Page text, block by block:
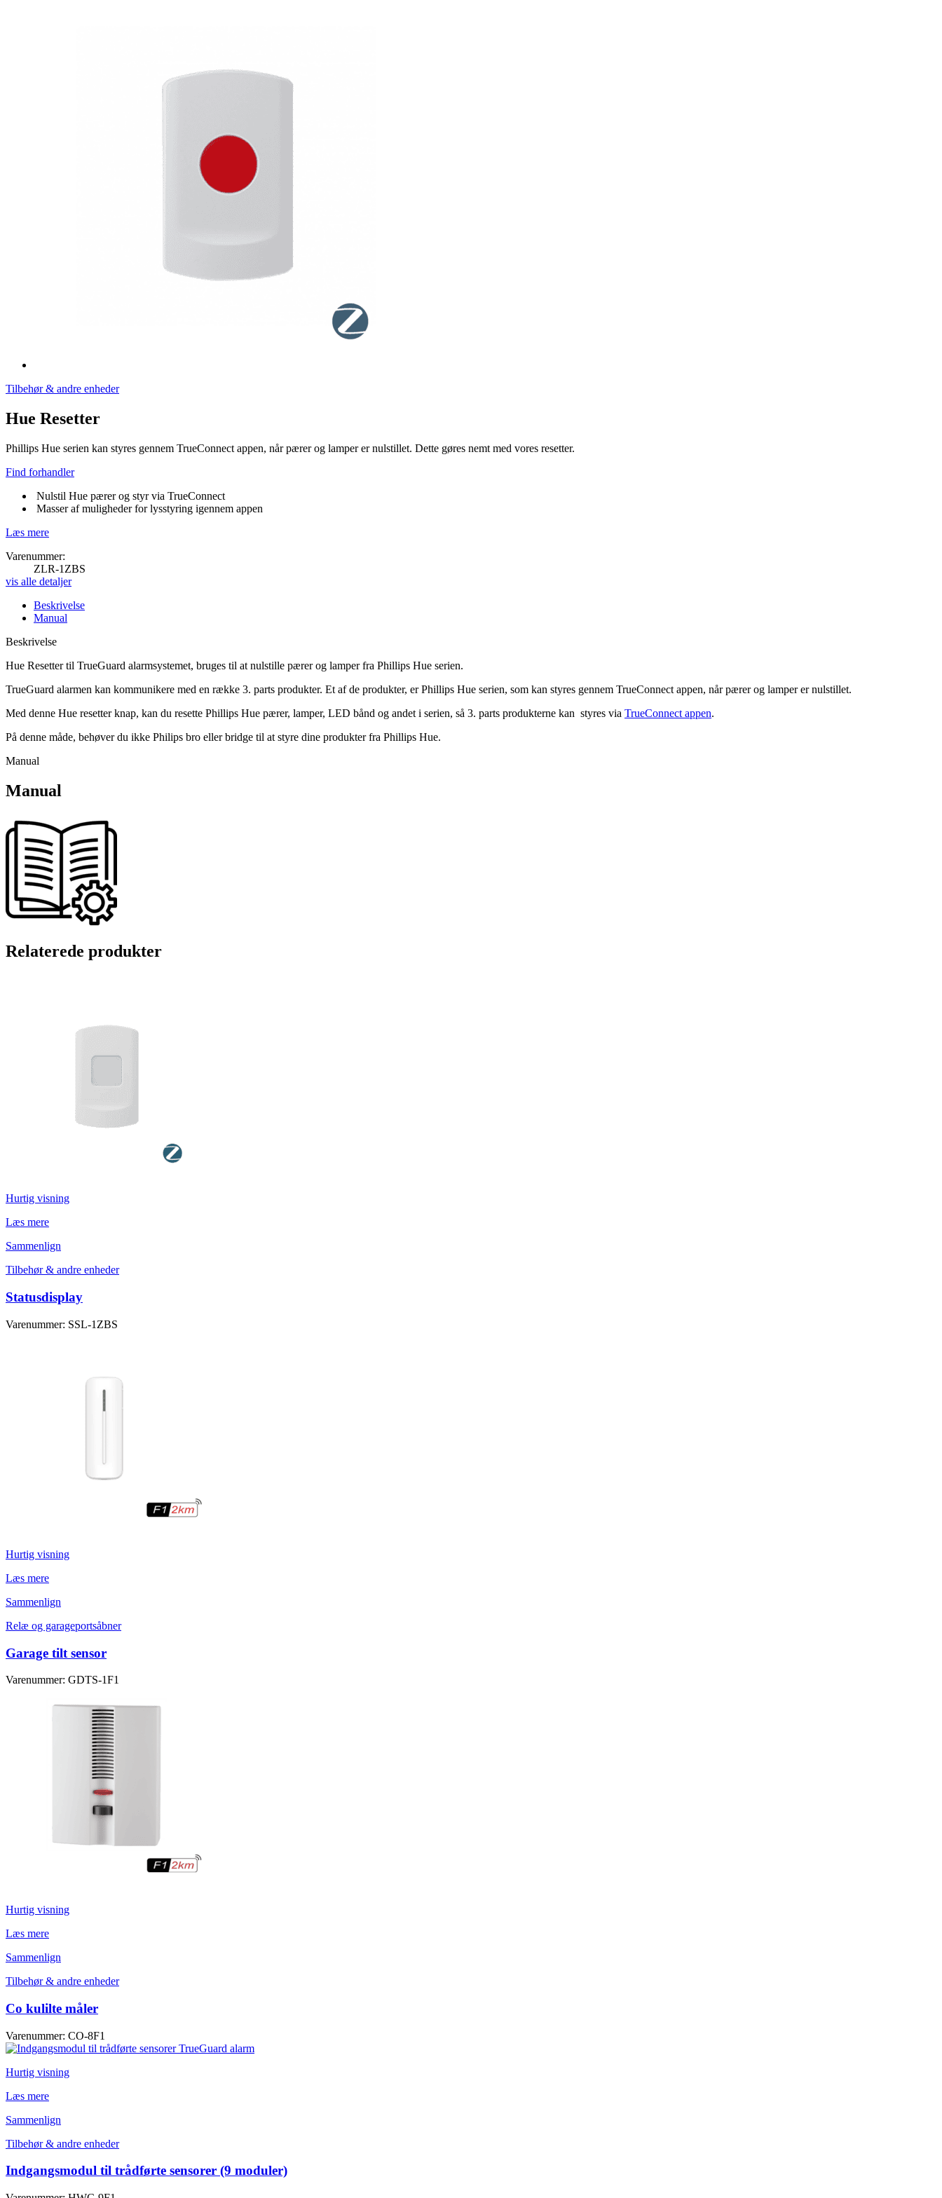
Tilbehør & andre enheder
Hue Resetter
Phillips Hue serien kan styres gennem TrueConnect appen, når pærer og lamper er nulstillet. Dette gøres nemt med vores resetter.
Find forhandler
Nulstil Hue pærer og styr via TrueConnect
Masser af muligheder for lysstyring igennem appen
Læs mere
Varenummer:
ZLR-1ZBS
vis alle detaljer
Beskrivelse
Manual
Beskrivelse
Hue Resetter til TrueGuard alarmsystemet, bruges til at nulstille pærer og lamper fra Phillips Hue serien.
TrueGuard alarmen kan kommunikere med en række 3. parts produkter. Et af de produkter, er Phillips Hue serien, som kan styres gennem TrueConnect appen, når pærer og lamper er nulstillet.
Med denne Hue resetter knap, kan du resette Phillips Hue pærer, lamper, LED bånd og andet i serien, så 3. parts produkterne kan styres via TrueConnect appen.
På denne måde, behøver du ikke Philips bro eller bridge til at styre dine produkter fra Phillips Hue.
Manual
Manual
Relaterede produkter
Hurtig visning
Læs mere
Sammenlign
Tilbehør & andre enheder
Statusdisplay
Varenummer: SSL-1ZBS
Hurtig visning
Læs mere
Sammenlign
Relæ og garageportsåbner
Garage tilt sensor
Varenummer: GDTS-1F1
Hurtig visning
Læs mere
Sammenlign
Tilbehør & andre enheder
Co kulilte måler
Varenummer: CO-8F1
Hurtig visning
Læs mere
Sammenlign
Tilbehør & andre enheder
Indgangsmodul til trådførte sensorer (9 moduler)